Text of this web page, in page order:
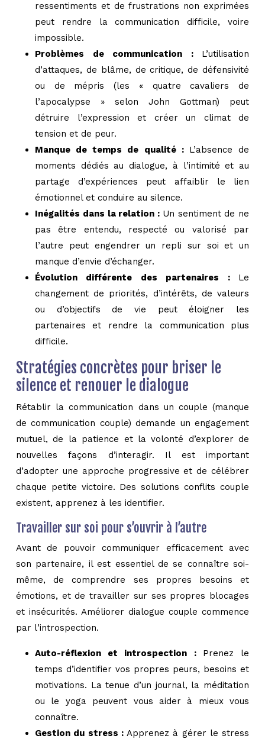
ressentiments et de frustrations non exprimées
peut rendre la communication difficile, voire
impossible.
Problèmes de communication : L’utilisation
d’attaques, de blâme, de critique, de défensivité
ou de mépris (les « quatre cavaliers de
l’apocalypse » selon John Gottman) peut
détruire l’expression et créer un climat de
tension et de peur.
Manque de temps de qualité : L’absence de
moments dédiés au dialogue, à l’intimité et au
partage d’expériences peut affaiblir le lien
émotionnel et conduire au silence.
Inégalités dans la relation : Un sentiment de ne
pas être entendu, respecté ou valorisé par
l’autre peut engendrer un repli sur soi et un
manque d’envie d’échanger.
Évolution différente des partenaires : Le
changement de priorités, d’intérêts, de valeurs
ou d’objectifs de vie peut éloigner les
partenaires et rendre la communication plus
difficile.
Stratégies concrètes pour briser le
silence et renouer le dialogue
Rétablir la communication dans un couple (manque
de communication couple) demande un engagement
mutuel, de la patience et la volonté d’explorer de
nouvelles façons d’interagir. Il est important
d’adopter une approche progressive et de célébrer
chaque petite victoire. Des solutions conflits couple
existent, apprenez à les identifier.
Travailler sur soi pour s’ouvrir à l’autre
Avant de pouvoir communiquer efficacement avec
son partenaire, il est essentiel de se connaître soi-
même, de comprendre ses propres besoins et
émotions, et de travailler sur ses propres blocages
et insécurités. Améliorer dialogue couple commence
par l’introspection.
Auto-réflexion et introspection : Prenez le
temps d’identifier vos propres peurs, besoins et
motivations. La tenue d’un journal, la méditation
ou le yoga peuvent vous aider à mieux vous
connaître.
Gestion du stress : Apprenez à gérer le stress